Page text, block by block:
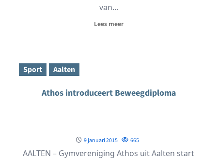
van...
Lees meer
Sport Aalten
Athos introduceert Beweegdiploma
9 januari 2015 665
AALTEN – Gymvereniging Athos uit Aalten start